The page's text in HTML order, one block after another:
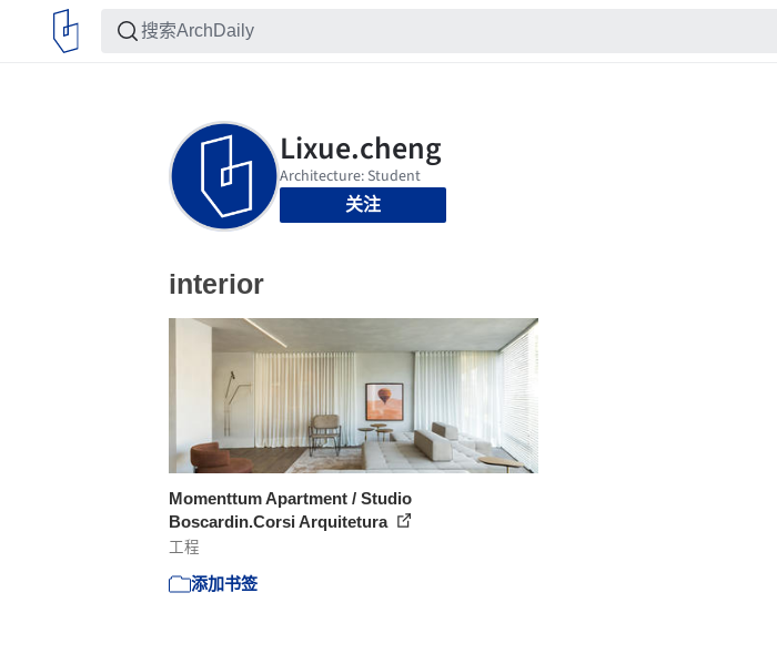
关注
interior
Momenttum Apartment / Studio
Boscardin.Corsi Arquitetura
工程
添加书签